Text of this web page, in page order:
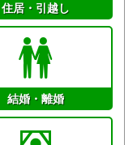
住居・引越し
結婚・離婚